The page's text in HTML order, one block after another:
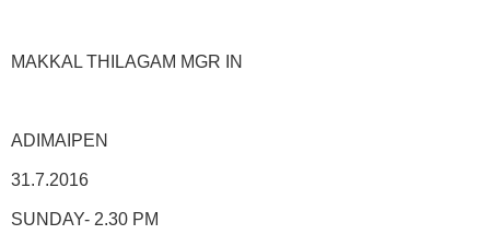
MAKKAL THILAGAM MGR IN
ADIMAIPEN
31.7.2016
SUNDAY- 2.30 PM